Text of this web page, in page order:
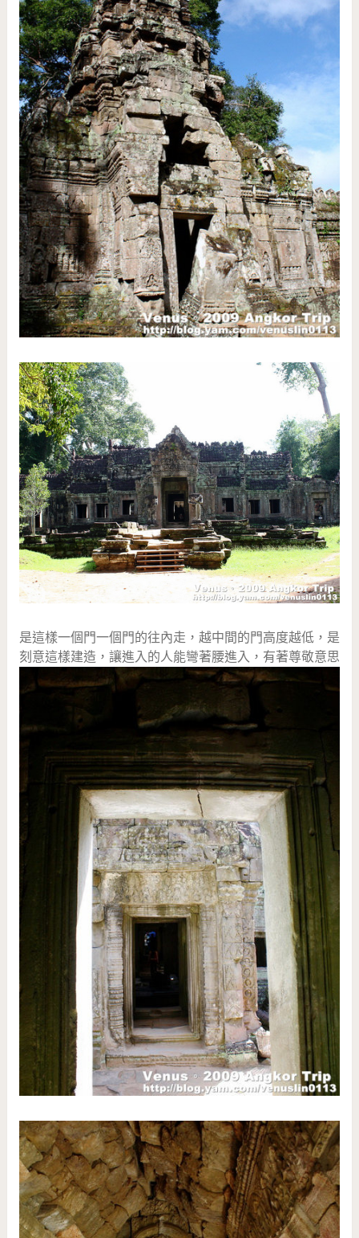
是這樣一個門一個門的往內走，越中間的門高度越低，是
刻意這樣建造，讓進入的人能彎著腰進入，有著尊敬意思